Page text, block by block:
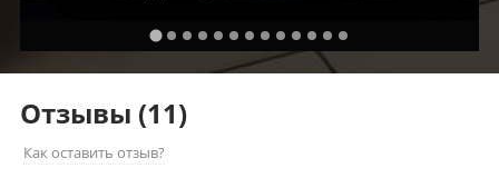
Отзывы (11)
Как оставить отзыв?